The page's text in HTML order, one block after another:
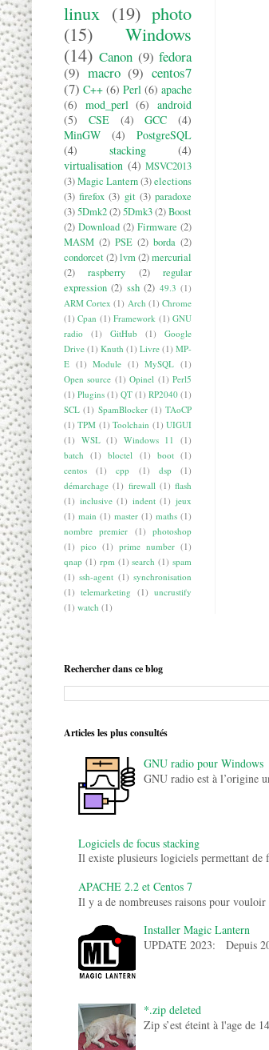
linux (19) photo
(15)
Windows
(14) Canon (9) fedora
(9) macro (9) centos7
(7) C++ (6) Perl (6) apache
(6) mod_perl (6) android
(5)
CSE (4) GCC
(4)
MinGW
(4)
PostgreSQL
(4)
stacking
(4)
virtualisation (4) MSVC2013
(3)Magic Lantern(3)elections
(3) firefox (3) git (3) paradoxe
(3)5Dmk2(2)5Dmk3(2)Boost
(2) Download (2) Firmware (2)
MASM (2) PSE (2) borda (2)
condorcet(2)lvm(2)mercurial
(2)
raspberry (2)
regular
expression (2) ssh (2) 49.3 (1)
ARM Cortex (1) Arch (1) Chrome
(1) Cpan (1) Framework (1) GNU
radio
(1) GitHub (1)
Google
Drive (1) Knuth (1) Livre (1) MP-
E (1) Module (1) MySQL (1)
Open source (1) Opinel (1) Perl5
(1) Plugins (1) QT (1) RP2040 (1)
SCL (1) SpamBlocker (1) TAoCP
(1) TPM (1) Toolchain (1) UIGUI
(1) WSL (1) Windows 11
(1)
batch
(1) bloctel (1) boot (1)
centos
(1) cpp (1) dsp
(1)
démarchage (1) firewall (1) flash
(1) inclusive (1) indent (1) jeux
(1) main (1) master (1) maths (1)
nombre premier (1)
photoshop
(1) pico (1) prime number (1)
qnap (1) rpm (1) search (1) spam
(1) ssh-agent (1) synchronisation
(1) telemarketing (1) uncrustify
(1) watch (1)
Rechercher dans ce blog
Articles les plus consultés
GNU radio pour Windows
GNU radio est à l’origine
Logiciels de focus stacking
Il existe plusieurs logiciels permettant de
APACHE 2.2 et Centos 7
Il y a de nombreuses raisons pour
Installer Magic Lantern
UPDATE 2023: Depuis
*.zip deleted
Zip s’est éteint à l'age de